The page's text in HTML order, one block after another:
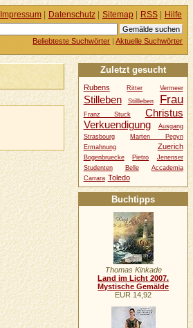
Impressum| Datenschutz| Sitemap| RSS| Hilfe
Beliebteste Suchwörter |Aktuelle Suchwörter
Zuletzt gesucht
Rubens Ritter Vermeer
Stilleben Stillleben Frau
Franz Stuck
Christus
Verkuendigung
Ausgang
Strasbourg
Marten Pepyn
Ermahnung
Zuerich
Bogenbruecke Pietro
Jenenser
Studenten
Belle
Accademia
Carrara Toledo
Buchtipps
Thomas Kinkade
Land im Licht 2007.
Mystische Gemälde
EUR 14,92